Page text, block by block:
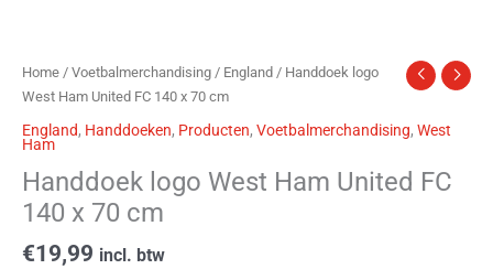
Home / Voetbalmerchandising / England / Handdoek logo
West Ham United FC 140 x 70 cm
England, Handdoeken, Producten, Voetbalmerchandising, West
Ham
Handdoek logo West Ham United FC
140 x 70 cm
€19,99 incl. btw